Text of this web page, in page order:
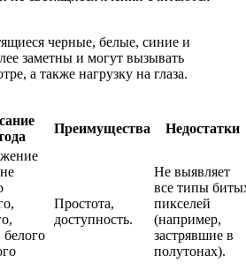
черные, белые, синие и
заметны и могут вызывать
а также нагрузку на глаза.
Преимущества Недостатки
белого
Простота,
доступность.
Не выявляет
все типы
пикселей
(например,
застрявшие в
полутонах).